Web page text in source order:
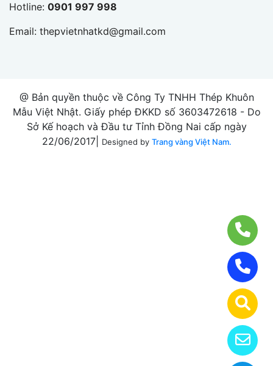
Hotline: 0901 997 998
Email: thepvietnhatkd@gmail.com
@ Bản quyền thuộc về Công Ty TNHH Thép Khuôn
Mẫu Việt Nhật. Giấy phép ĐKKD số 3603472618 - Do
Sở Kế hoạch và Đầu tư Tỉnh Đồng Nai cấp ngày
22/06/2017|
Designed by Trang vàng Việt Nam.